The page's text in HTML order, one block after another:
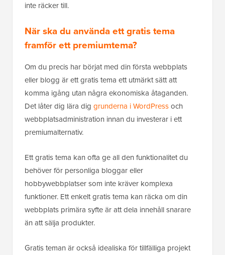
inte räcker till.
När ska du använda ett gratis tema
framför ett premiumtema?
Om du precis har börjat med din första webbplats
eller blogg är ett gratis tema ett utmärkt sätt att
komma igång utan några ekonomiska åtaganden.
Det låter dig lära dig grunderna i WordPressoch
webbplatsadministration innan du investerar i ett
premiumalternativ.
Ett gratis tema kan ofta ge all den funktionalitet du
behöver för personliga bloggar eller
hobbywebbplatser som inte kräver komplexa
funktioner. Ett enkelt gratis tema kan räcka om din
webbplats primära syfte är att dela innehåll snarare
än att sälja produkter.
Gratis teman är också idealiska för tillfälliga projekt